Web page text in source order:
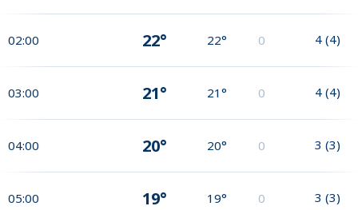
02:00 22° 22° 0 4 (4)
03:00 21° 21° 0 4 (4)
04:00 20° 20° 0 3 (3)
05:00 19° 19° 0 3 (3)